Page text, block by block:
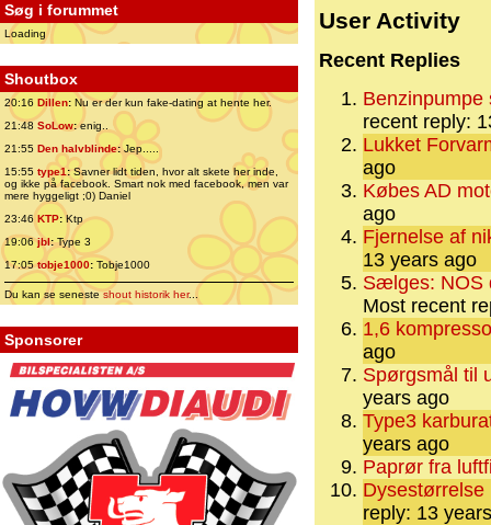
Søg i forummet
Loading
Shoutbox
20:16 Dillen: Nu er der kun fake-dating at hente her.
21:48 SoLow:enig..
21:55 Den halvblinde:Jep.....
15:55 type1:Savner lidt tiden, hvor alt skete her inde,
og ikke på facebook. Smart nok med facebook, men var
mere hyggeligt ;0) Daniel
23:46 KTP:Ktp
19:06jbl:Type 3
17:05tobje1000: Tobje1000
Du kan se senesteshout historik her...
Sponsorer
User Activity
Recent Replies
recent reply:
Lukket
ago
Købes AD
ago
Fjernelse af
13 years ago
Sælges: NOS
Most recent
1,6
ago
Spørgsmål til
years ago
Type3
years ago
Paprør fra
Dysestørrelse
reply: 13